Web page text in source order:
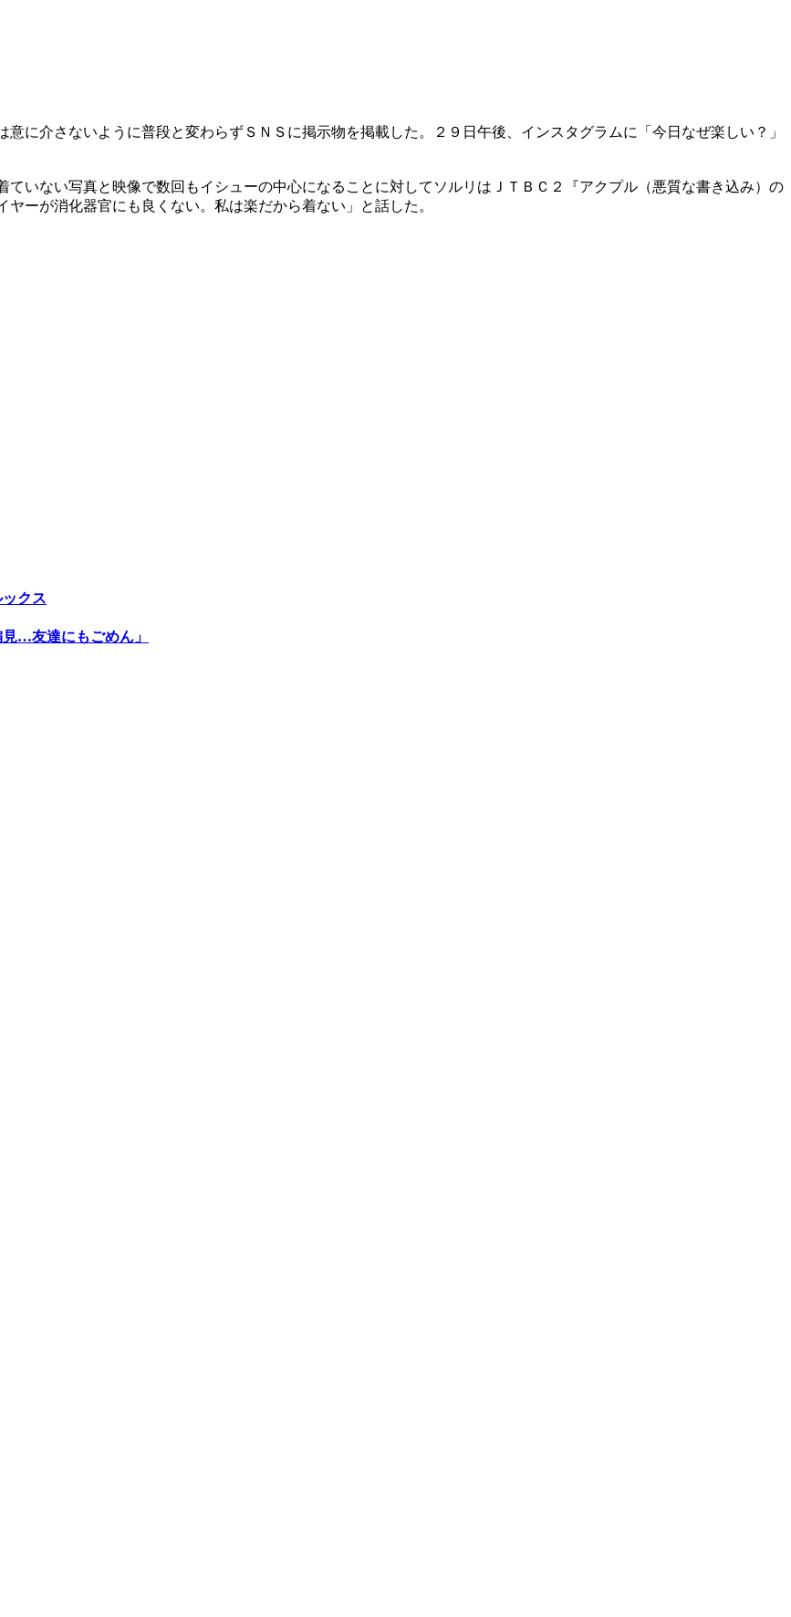
に介さないように普段と変わらずＳＮＳに掲示物を掲載した。２９日午後、インスタグラムに「今日なぜ楽しい？」
いない写真と映像で数回もイシューの中心になることに対してソルリはＪＴＢＣ２『アクプル（悪質な書き込み）の
ーが消化器官にも良くない。私は楽だから着ない」と話した。
クス
…友達にもごめん」